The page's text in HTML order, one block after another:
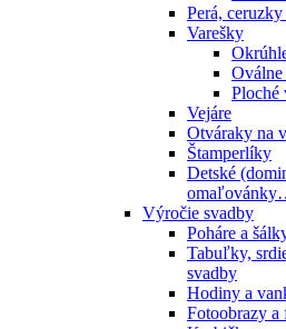
Perá,
Varešky
Ploché
Vejáre
Otváraky na
Štamperlíky
Detské
Výročie svadby
Poháre a
Tabuľky,
svadby
Hodiny a
Fotoobrazy a